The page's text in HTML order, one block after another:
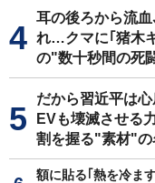
耳の後ろから流
れ…クマに｢猪木
の"数十秒間の死
だから習近平は
EVも壊滅させる
割を握る"素材"の
額に貼る｢熱を冷ま